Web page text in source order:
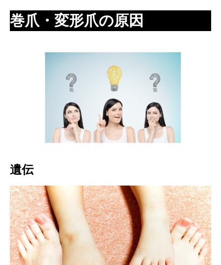
巻爪・変形爪の原因
遺伝